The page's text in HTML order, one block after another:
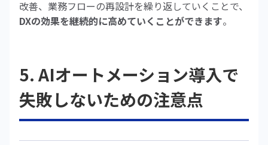
改善、業務フローの再設計を繰り返していくことで、
DXの効果を継続的に高めていくことができます。
5. AIオートメーション導入で
失敗しないための注意点